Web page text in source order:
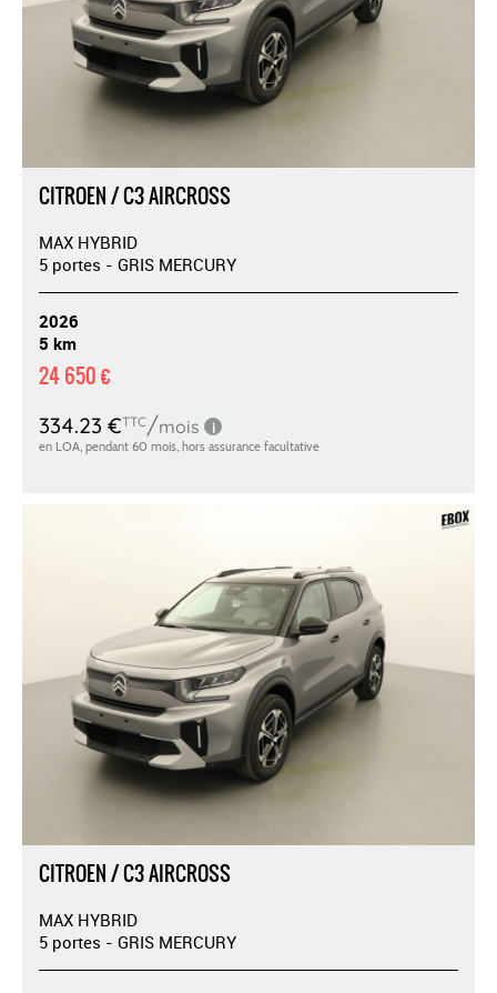
CITROEN / C3 AIRCROSS
MAX HYBRID
5 portes - GRIS MERCURY
2026
5 km
24 650 €
CITROEN / C3 AIRCROSS
MAX HYBRID
5 portes - GRIS MERCURY